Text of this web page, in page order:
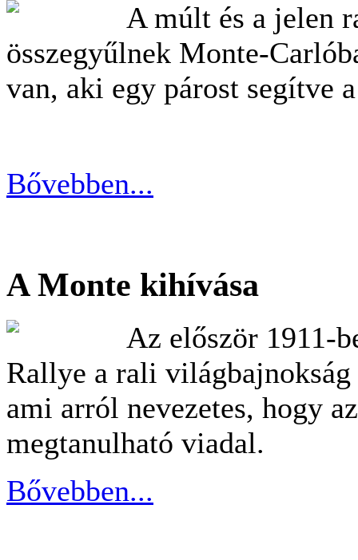
A múlt és a jelen
összegyűlnek Monte-
van, aki egy párost segítve
Bővebben...
A Monte kihívása
Az először 1911-
Rallye a rali világbajnokság
ami arról nevezetes, hogy
megtanulható viadal.
Bővebben...